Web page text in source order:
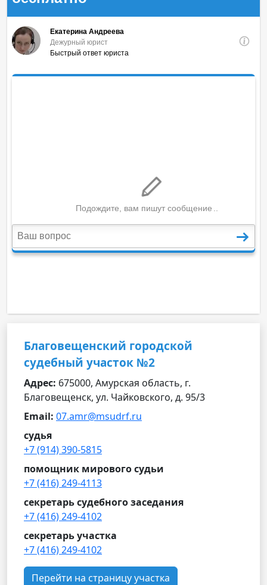
Благовещенский городской
судебный участок №2
Адрес: 675000, Амурская область, г.
Благовещенск, ул. Чайковского, д. 95/3
Email: 07.amr@msudrf.ru
судья
+7 (914) 390-5815
помощник мирового судьи
+7 (416) 249-4113
секретарь судебного заседания
+7 (416) 249-4102
секретарь участка
+7 (416) 249-4102
Перейти на страницу участка